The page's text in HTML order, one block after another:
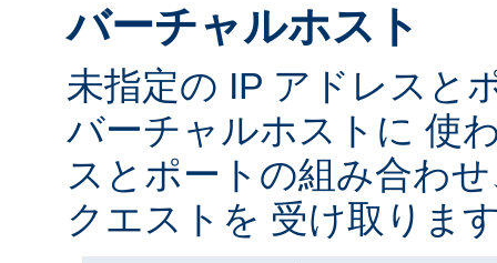
バーチャルホスト
未指定の IP アドレスと
バーチャルホストに 使
スとポートの組み合わ
クエストを 受け取りま